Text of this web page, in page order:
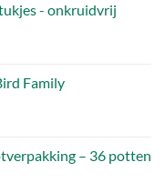
- onkruidvrij
Family
– 36 potten